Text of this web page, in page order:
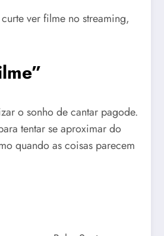
ver filme no streaming,
o sonho de cantar pagode.
tentar se aproximar do
quando as coisas parecem